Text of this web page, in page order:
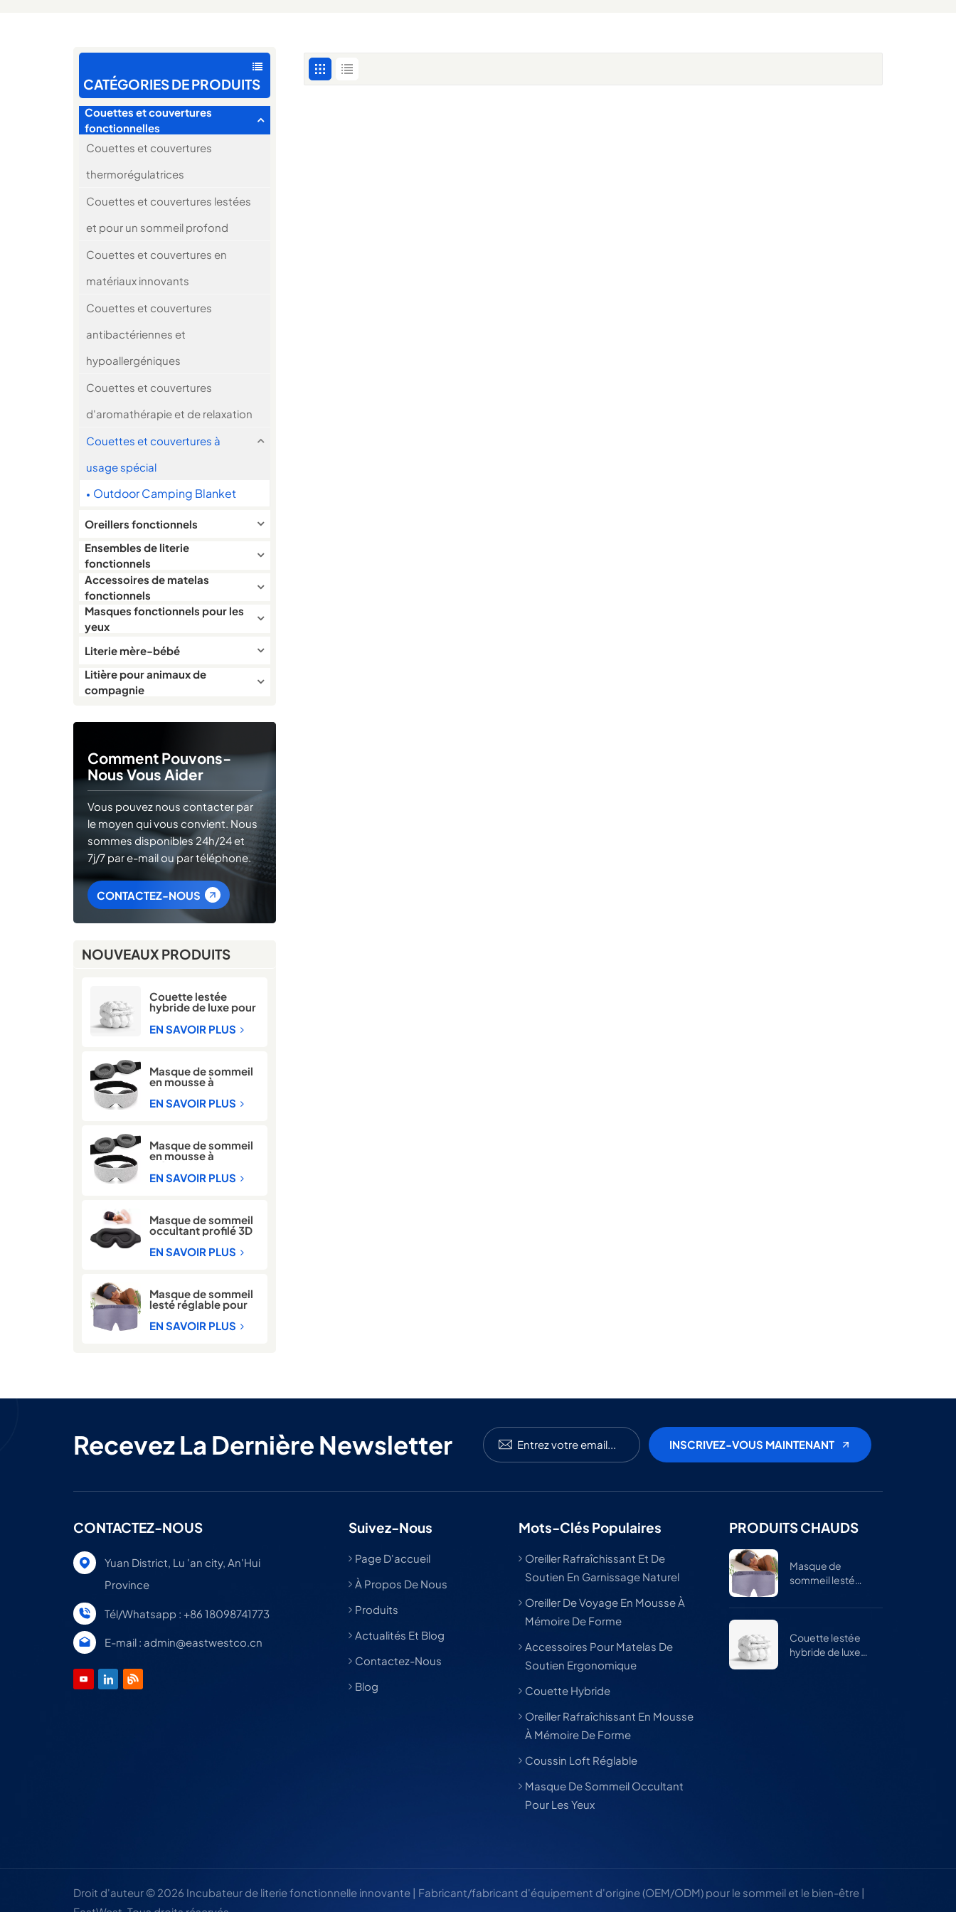
CATÉGORIES DE PRODUITS
Couettes et couvertures
fonctionnelles
Couettes et couvertures
thermorégulatrices
Couettes et couvertures lestées
et pour un sommeil profond
Couettes et couvertures en
matériaux innovants
Couettes et couvertures
antibactériennes et
hypoallergéniques
Couettes et couvertures
d'aromathérapie et de relaxation
Couettes et couvertures à
usage spécial
Outdoor Camping Blanket
Oreillers fonctionnels
Ensembles de literie
fonctionnels
Accessoires de matelas
fonctionnels
Masques fonctionnels pour les
yeux
Literie mère-bébé
Litière pour animaux de
compagnie
Comment Pouvons-
Nous Vous Aider
Vous pouvez nous contacter par
le moyen qui vous convient. Nous
sommes disponibles 24h/24 et
7j/7 par e-mail ou par téléphone.
CONTACTEZ-NOUS
NOUVEAUX PRODUITS
Couette lestée
hybride de luxe pour
l'hiver
EN SAVOIR PLUS
Masque de sommeil
en mousse à
3D pour bloquer la
EN SAVOIR PLUS
Masque de sommeil
en mousse à
mémoire de forme
3D réglable 100 %
EN SAVOIR PLUS
Masque de sommeil
occultant profilé 3D
avec mousse à
mémoire de forme
EN SAVOIR PLUS
Masque de sommeil
lesté réglable pour
hommes et femmes
EN SAVOIR PLUS
Recevez La Dernière Newsletter
CONTACTEZ-NOUS
Yuan District, Lu 'an city, An'Hui
Province
Tél/Whatsapp : +86 18098741773
E-mail : admin@eastwestco.cn
Suivez-Nous
Page D'accueil
À Propos De Nous
Produits
Actualités Et Blog
Contactez-Nous
Blog
Mots-Clés Populaires
Oreiller Rafraîchissant Et De
Soutien En Garnissage Naturel
Oreiller De Voyage En Mousse À
Mémoire De Forme
Accessoires Pour Matelas De
Soutien Ergonomique
Couette Hybride
Oreiller Rafraîchissant En Mousse
À Mémoire De Forme
Coussin Loft Réglable
Masque De Sommeil Occultant
Pour Les Yeux
PRODUITS CHAUDS
Masque de
sommeil lesté
hommes et
Couette lestée
hybride de luxe
Droit d'auteur © 2026 Incubateur de literie fonctionnelle innovante | Fabricant/fabricant d'équipement d'origine (OEM/ODM) pour le sommeil et le bien-être |